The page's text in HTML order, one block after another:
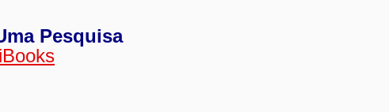
Pesquisa
iBooks